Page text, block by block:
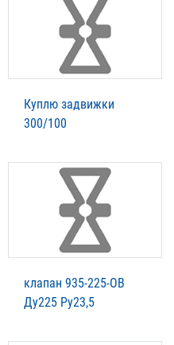
Куплю задвижки
300/100
клапан 935-225-ОВ
Ду225 Ру23,5